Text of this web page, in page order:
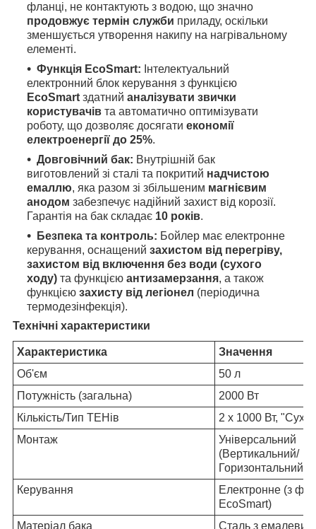
фланці, не контактують з водою, що значно
продовжує термін служби приладу, оскільки
зменшується утворення накипу на нагрівальному
елементі.
Функція EcoSmart: Інтелектуальний
електронний блок керування з функцією
EcoSmart здатний аналізувати звички
користувачів та автоматично оптимізувати
роботу, що дозволяє досягати економії
електроенергії до 25%.
Довговічний бак: Внутрішній бак
виготовлений зі сталі та покритий надчистою
емаллю, яка разом зі збільшеним магнієвим
анодом забезпечує надійний захист від корозії.
Гарантія на бак складає 10 років.
Безпека та контроль: Бойлер має електронне
керування, оснащений захистом від перегріву,
захистом від включення без води (сухого
ходу) та функцією антизамерзання, а також
функцією захисту від легіонел (періодична
термодезінфекція).
Технічні характеристики
Характеристика
Значення
Об'єм
50 л
Потужність (загальна)
2000 Вт
Кількість/Тип ТЕНів
2 х 1000 Вт, "Сухі"
Монтаж
Універсальний
(Вертикальний/
Горизонтальний)
Керування
Електронне (з
EcoSmart)
Матеріал бака
Сталь з емалевим